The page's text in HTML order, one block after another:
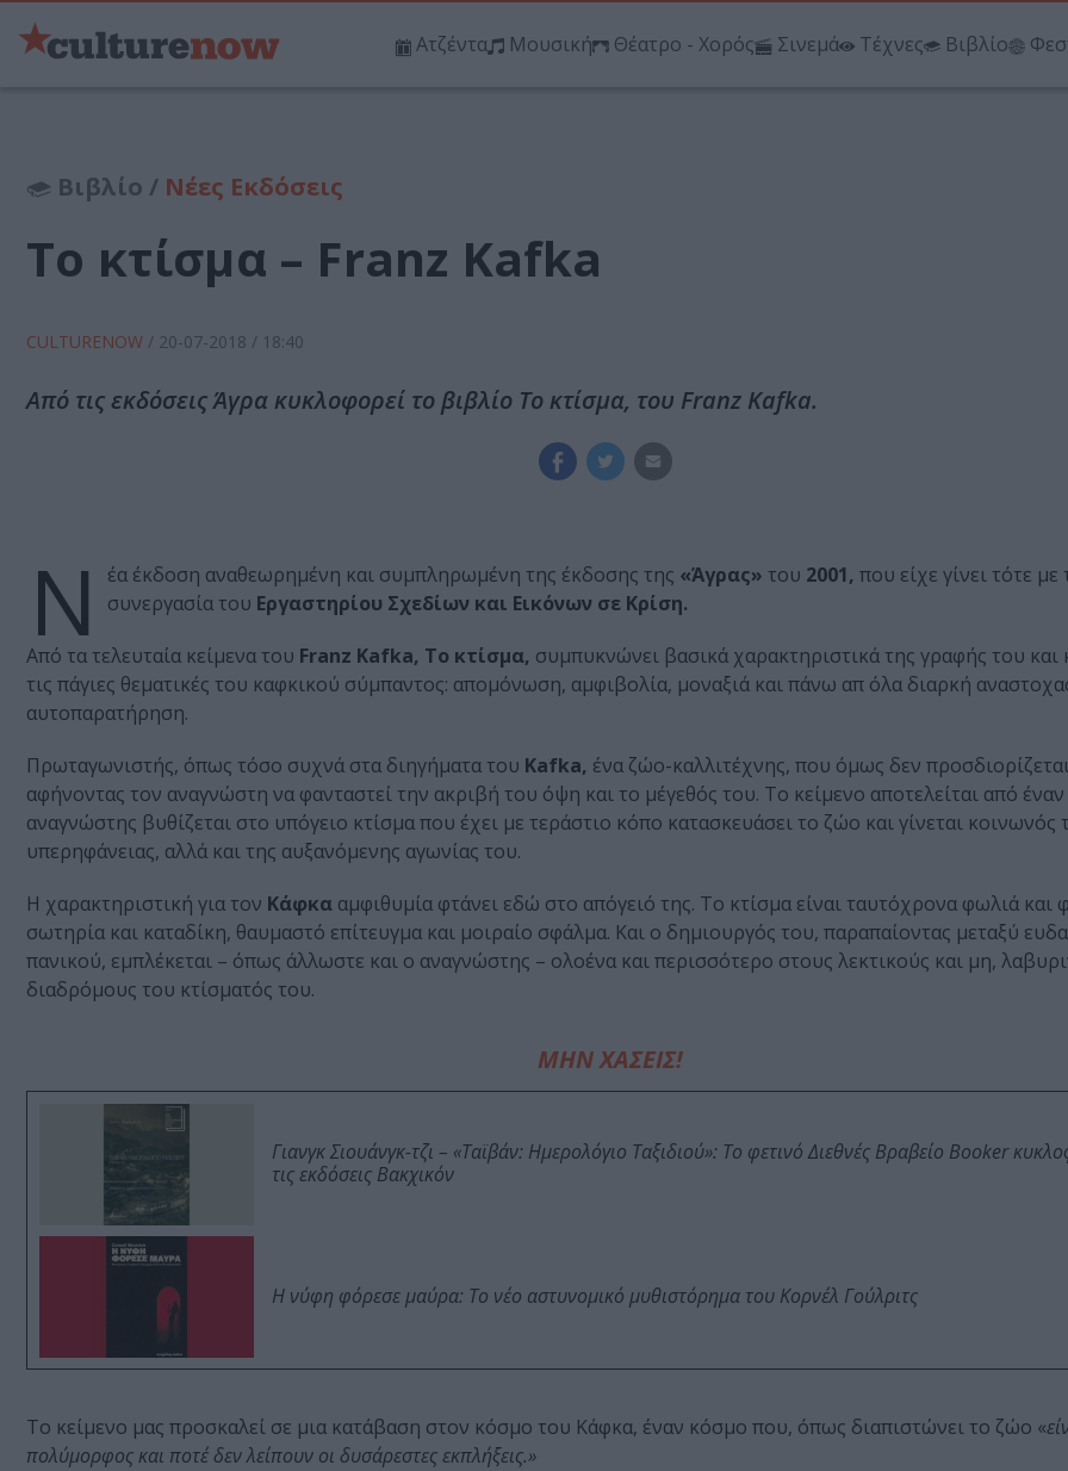
Ατζέντα Μουσική Θέατρο - Χορός Σινεμά Τέχνες Βιβλίο
Βιβλίο / Νέες Εκδόσεις
Το κτίσμα – Franz Kafka
CULTURENOW / 20-07-2018 / 18:40
Από τις εκδόσεις Άγρα κυκλοφορεί το βιβλίο Το κτίσμα, του Franz Kafka.
Ν έα έκδοση αναθεωρημένη και συμπληρωμένη της έκδοσης της «Άγρας» του 2001, που είχε γίνει τότε με
συνεργασία του Εργαστηρίου Σχεδίων και Εικόνων σε Κρίση.
Από τα τελευταία κείμενα του Franz Kafka, Το κτίσμα, συμπυκνώνει βασικά χαρακτηριστικά της γραφής του και
τις πάγιες θεματικές του καφκικού σύμπαντος: απομόνωση, αμφιβολία, μοναξιά και πάνω απ όλα διαρκή
αυτοπαρατήρηση.
Πρωταγωνιστής, όπως τόσο συχνά στα διηγήματα του Kafka, ένα ζώο-καλλιτέχνης, που όμως δεν
αφήνοντας τον αναγνώστη να φανταστεί την ακριβή του όψη και το μέγεθός του. Το κείμενο αποτελείται από
αναγνώστης βυθίζεται στο υπόγειο κτίσμα που έχει με τεράστιο κόπο κατασκευάσει το ζώο και γίνεται κοινωνός
υπερηφάνειας, αλλά και της αυξανόμενης αγωνίας του.
Η χαρακτηριστική για τον Κάφκα αμφιθυμία φτάνει εδώ στο απόγειό της. Το κτίσμα είναι ταυτόχρονα φωλιά και
σωτηρία και καταδίκη, θαυμαστό επίτευγμα και μοιραίο σφάλμα. Και ο δημιουργός του, παραπαίοντας μεταξύ
πανικού, εμπλέκεται – όπως άλλωστε και ο αναγνώστης – ολοένα και περισσότερο στους λεκτικούς και μη,
διαδρόμους του κτίσματός του.
ΜΗΝ ΧΑΣΕΙΣ!
Γιανγκ Σιουάνγκ-τζι – «Ταϊβάν: Ημερολόγιο Ταξιδιού»: Το φετινό Διεθνές Βραβείο Booker
τις εκδόσεις Βακχικόν
Η νύφη φόρεσε μαύρα: Το νέο αστυνομικό μυθιστόρημα του Κορνέλ Γούλριτς
Το κείμενο μας προσκαλεί σε μια κατάβαση στον κόσμο του Κάφκα, έναν κόσμο που, όπως διαπιστώνει το ζώο «
πολύμορφος και ποτέ δεν λείπουν οι δυσάρεστες εκπλήξεις.»